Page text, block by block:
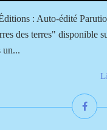
: Auto-édité
des terres" disponible
un...